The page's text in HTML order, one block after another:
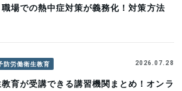
場での熱中症対策が義務化！対策方法
防労働衛生教育 2026.07.28
育が受講できる講習機関まとめ！オンラ